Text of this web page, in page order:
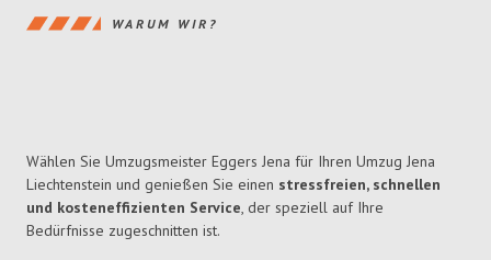
WARUM WIR?
Wählen Sie Umzugsmeister Eggers Jena für Ihren Umzug Jena
Liechtenstein und genießen Sie einen stressfreien, schnellen
und kosteneffizienten Service, der speziell auf Ihre
Bedürfnisse zugeschnitten ist.